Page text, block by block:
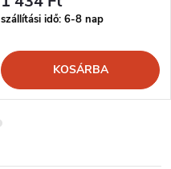
szállítási idő: 6-8 nap
KOSÁRBA